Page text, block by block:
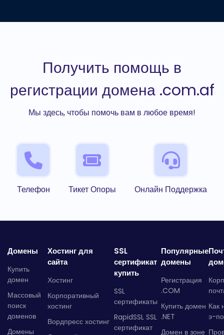
Получить помощь в
регистрации домена .com.af
Мы здесь, чтобы помочь вам в любое время!
Телефон Тикет Опоры Онлайн Поддержка
Домены
Купить
домен
Массовый
поиск
доменов
Домены
Хостинг для
сайта
Хостинг
Корпоративный
хостинг
Вордпресс хостинг
SSL
сертификат
купить
SSL
сертификаты
RapidSSL SSL
сертификат
Популярные
домены
Регистрация
.COM
Купить домен
.NET
Домен в зоне
Как
э-